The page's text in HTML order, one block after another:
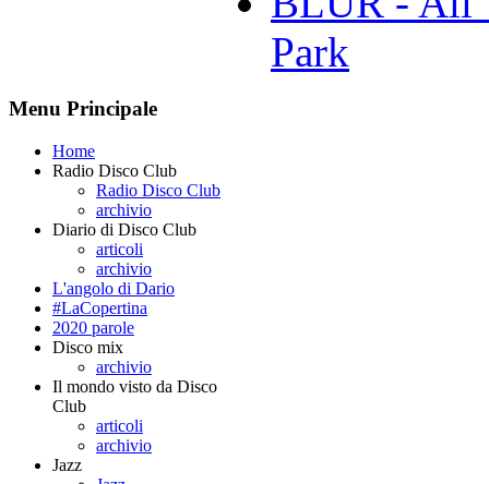
Park
Menu Principale
Home
Radio Disco Club
Radio Disco Club
archivio
Diario di Disco Club
articoli
archivio
L'angolo di Dario
#LaCopertina
2020 parole
Disco mix
archivio
Il mondo visto da Disco
Club
articoli
archivio
Jazz